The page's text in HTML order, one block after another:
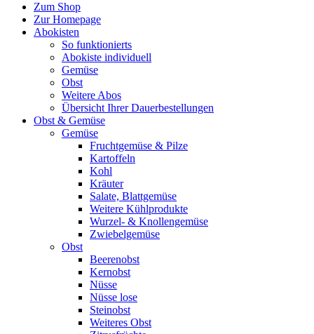
Zum Shop
Zur Homepage
Abokisten
So funktionierts
Abokiste individuell
Gemüse
Obst
Weitere Abos
Übersicht Ihrer Dauerbestellungen
Obst & Gemüse
Gemüse
Fruchtgemüse & Pilze
Kartoffeln
Kohl
Kräuter
Salate, Blattgemüse
Weitere Kühlprodukte
Wurzel- & Knollengemüse
Zwiebelgemüse
Obst
Beerenobst
Kernobst
Nüsse
Nüsse lose
Steinobst
Weiteres Obst